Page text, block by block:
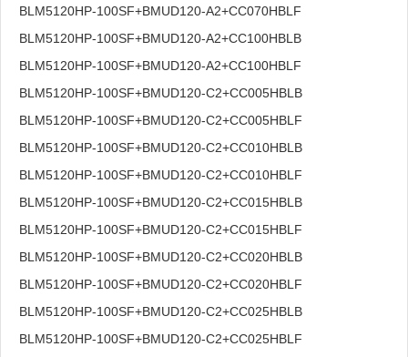
BLM5120HP-100SF+BMUD120-A2+CC070HBLF
BLM5120HP-100SF+BMUD120-A2+CC100HBLB
BLM5120HP-100SF+BMUD120-A2+CC100HBLF
BLM5120HP-100SF+BMUD120-C2+CC005HBLB
BLM5120HP-100SF+BMUD120-C2+CC005HBLF
BLM5120HP-100SF+BMUD120-C2+CC010HBLB
BLM5120HP-100SF+BMUD120-C2+CC010HBLF
BLM5120HP-100SF+BMUD120-C2+CC015HBLB
BLM5120HP-100SF+BMUD120-C2+CC015HBLF
BLM5120HP-100SF+BMUD120-C2+CC020HBLB
BLM5120HP-100SF+BMUD120-C2+CC020HBLF
BLM5120HP-100SF+BMUD120-C2+CC025HBLB
BLM5120HP-100SF+BMUD120-C2+CC025HBLF